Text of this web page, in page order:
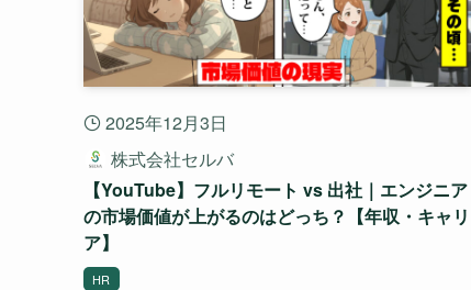
2025年12月3日
株式会社セルバ
【YouTube】フルリモート vs 出社｜エンジニア
の市場価値が上がるのはどっち？【年収・キャリ
ア】
HR